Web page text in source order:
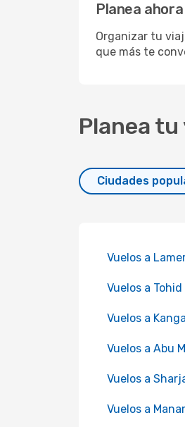
Planea
Organizar tu
que más te
Planea tu
Ciudades
Vuelos a
Vuelos a Tohid
Vuelos a
Vuelos a Abu
Vuelos a
Vuelos a